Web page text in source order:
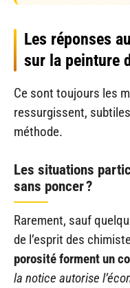
Les réponses
sur la peinture
Ce sont toujours les
ressurgissent,
méthode.
Les situations
sans poncer ?
Rarement, sauf
de l’esprit des
porosité forment un
la notice autorise